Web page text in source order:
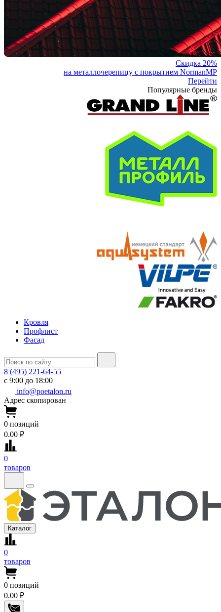
Скидка 20%
на металлочерепицу с покрытием NormanMP
Перейти
Популярные бренды
Кровля
Профлист
Фасад
8 (495) 221-64-55
с 9:00 до 18:00
info@poetalon.ru
Адрес скопирован
0 позиций
0.00 ₽
0
товаров
Каталог
0
товаров
0 позиций
0.00 ₽